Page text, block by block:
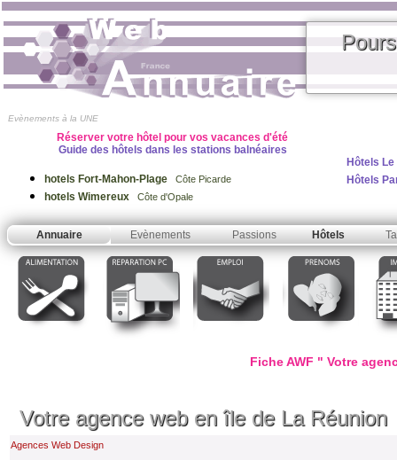
Evènements à la UNE
Réserver votre hôtel pour vos vacances d'été
Guide des hôtels dans les stations balnéaires
hotels Fort-Mahon-Plage Côte Picarde
hotels Wimereux Côte d'Opale
Hôtels
Hôtels
Annuaire Evènements Passions Hôtels
Fiche AWF " Votre
Votre agence web en île de La Réunion
Agences Web Design